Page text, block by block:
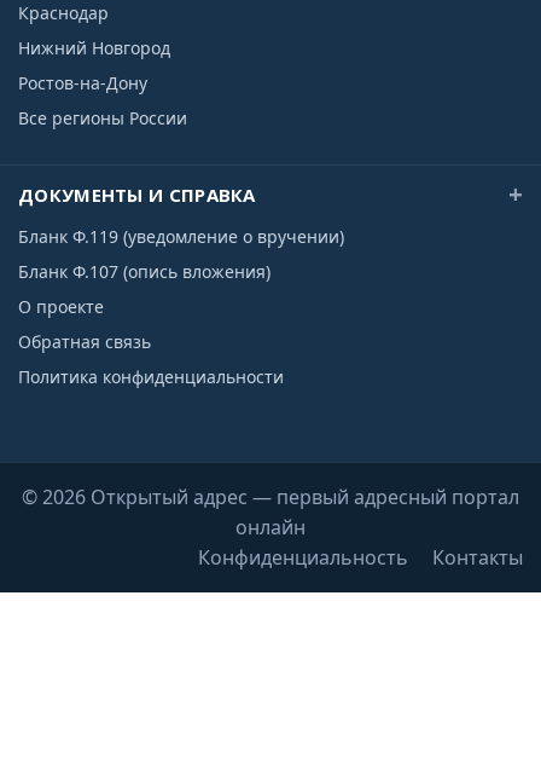
Краснодар
Нижний Новгород
Ростов-на-Дону
Все регионы России
ДОКУМЕНТЫ И СПРАВКА
Бланк Ф.119 (уведомление о вручении)
Бланк Ф.107 (опись вложения)
О проекте
Обратная связь
Политика конфиденциальности
© 2026 Открытый адрес — первый адресный портал
онлайн
Конфиденциальность
Контакты